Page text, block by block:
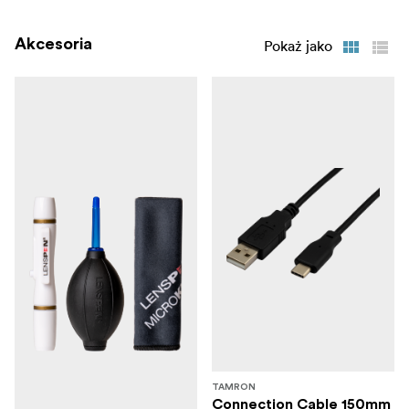
Akcesoria Pokaż jako
TAMRON
Connection Cable 150mm